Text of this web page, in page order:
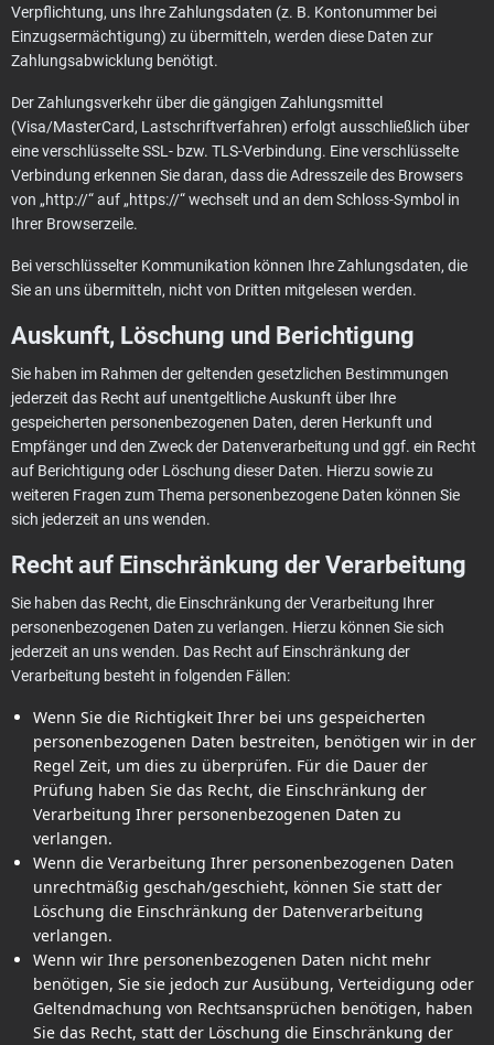
Verpflichtung, uns Ihre Zahlungsdaten (z. B. Kontonummer bei
Einzugsermächtigung) zu übermitteln, werden diese Daten zur
Zahlungsabwicklung benötigt.
Der Zahlungsverkehr über die gängigen Zahlungsmittel
(Visa/MasterCard, Lastschriftverfahren) erfolgt ausschließlich über
eine verschlüsselte SSL- bzw. TLS-Verbindung. Eine verschlüsselte
Verbindung erkennen Sie daran, dass die Adresszeile des Browsers
von „http://“ auf „https://“ wechselt und an dem Schloss-Symbol in
Ihrer Browserzeile.
Bei verschlüsselter Kommunikation können Ihre Zahlungsdaten, die
Sie an uns übermitteln, nicht von Dritten mitgelesen werden.
Auskunft, Löschung und Berichtigung
Sie haben im Rahmen der geltenden gesetzlichen Bestimmungen
jederzeit das Recht auf unentgeltliche Auskunft über Ihre
gespeicherten personenbezogenen Daten, deren Herkunft und
Empfänger und den Zweck der Datenverarbeitung und ggf. ein Recht
auf Berichtigung oder Löschung dieser Daten. Hierzu sowie zu
weiteren Fragen zum Thema personenbezogene Daten können Sie
sich jederzeit an uns wenden.
Recht auf Einschränkung der Verarbeitung
Sie haben das Recht, die Einschränkung der Verarbeitung Ihrer
personenbezogenen Daten zu verlangen. Hierzu können Sie sich
jederzeit an uns wenden. Das Recht auf Einschränkung der
Verarbeitung besteht in folgenden Fällen:
Wenn Sie die Richtigkeit Ihrer bei uns gespeicherten
personenbezogenen Daten bestreiten, benötigen wir in der
Regel Zeit, um dies zu überprüfen. Für die Dauer der
Prüfung haben Sie das Recht, die Einschränkung der
Verarbeitung Ihrer personenbezogenen Daten zu
verlangen.
Wenn die Verarbeitung Ihrer personenbezogenen Daten
unrechtmäßig geschah/geschieht, können Sie statt der
Löschung die Einschränkung der Datenverarbeitung
verlangen.
Wenn wir Ihre personenbezogenen Daten nicht mehr
benötigen, Sie sie jedoch zur Ausübung, Verteidigung oder
Geltendmachung von Rechtsansprüchen benötigen, haben
Sie das Recht, statt der Löschung die Einschränkung der